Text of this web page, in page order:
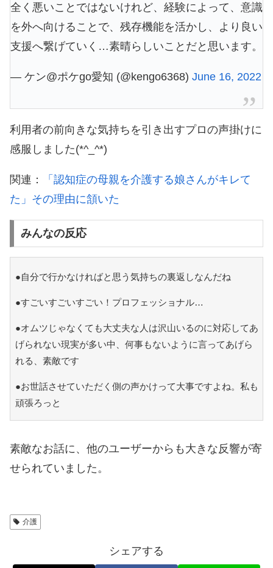
全く悪いことではないけれど、経験によって、意識
を外へ向けることで、残存機能を活かし、より良い
支援へ繋げていく…素晴らしいことだと思います。
— ケン@ポケgo愛知 (@kengo6368) June 16, 2022
利用者の前向きな気持ちを引き出すプロの声掛けに
感服しました(*^_^*)
関連：
「認知症の母親を介護する娘さんがキレて
た」その理由に頷いた
みんなの反応
●自分で行かなければと思う気持ちの裏返しなんだね
●すごいすごいすごい！プロフェッショナル…
●オムツじゃなくても大丈夫な人は沢山いるのに対応してあ
げられない現実が多い中、何事もないように言ってあげら
れる、素敵です
●お世話させていただく側の声かけって大事ですよね。私も
頑張ろっと
素敵なお話に、他のユーザーからも大きな反響が寄
せられていました。
介護
シェアする